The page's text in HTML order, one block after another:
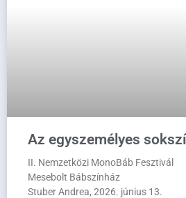
Az egyszemélyes
II. Nemzetközi MonoBáb Fesztivál
Mesebolt Bábszínház
Stuber Andrea, 2026. június 13.